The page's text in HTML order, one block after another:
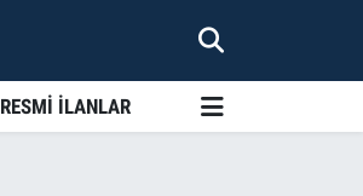
RESMİ İLANLAR